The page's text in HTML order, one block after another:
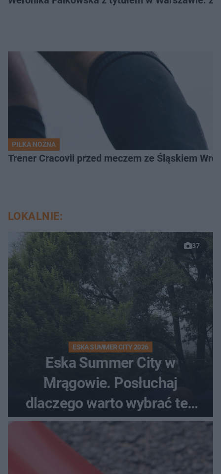
PIŁKA NOŻNA
Trener Cracovii przed meczem ze Śląskiem
LOKALNIE:
37
ESKA SUMMER CITY 2026
Eska Summer City w
Mrągowie. Posłuchaj
dlaczego warto wybrać ten
kierunek na urlop!